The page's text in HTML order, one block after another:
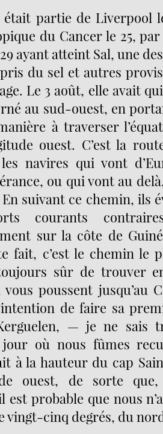
était partie de Liverpool
du Cancer le 25,
ayant atteint Sal, une
du sel et autres
Le 3 août, elle avait
au sud-ouest, en
à traverser
ouest. C’est la
navires qui vont
ou qui vont au
suivant ce chemin, ils
courants
sur la côte de
fait, c’est le chemin le
sûr de trouver
vous poussent jusqu’au
de faire sa
— je ne sais
où nous fûmes
à la hauteur du cap
ouest, de sorte
est probable que nous
vingt-cinq degrés, du